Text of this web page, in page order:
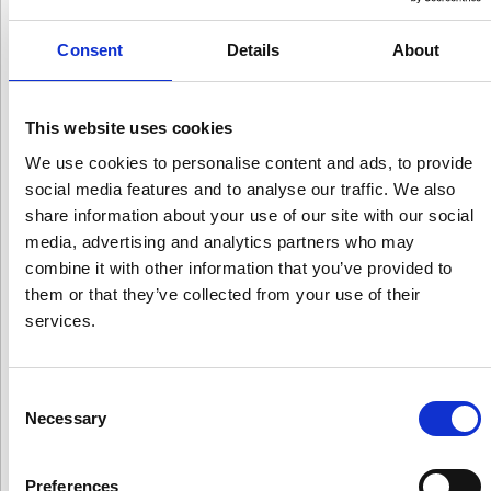
Consent Details About
This website uses cookies
We use cookies to personalise content and ads, to provide
social media features and to analyse our traffic. We also
share information about your use of our site with our social
media, advertising and analytics partners who may
combine it with other information that you’ve provided to
them or that they’ve collected from your use of their
services.
Selection
Necessary
Preferences
18/07/2018
la differenza
leggi
Siamo tutti debitori
10/07/2018
Come proteggere la propria famiglia dai debiti e vivere
acquistabile online
leggi
GIANPAOLO LUZZI OSPITE ANNUAL UNIREC